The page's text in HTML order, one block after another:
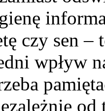
czy sen
wpływ
od